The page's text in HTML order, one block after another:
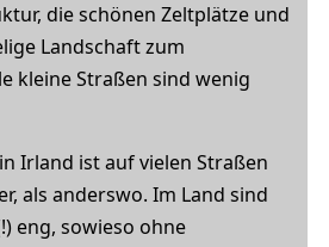
die schönen Zeltplätze und
Landschaft zum
kleine Straßen sind wenig
Irland ist auf vielen Straßen
als anderswo. Im Land sind
eng, sowieso ohne